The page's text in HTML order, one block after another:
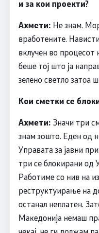
и за кои проекти?
Ахмети: Не знам.
вработените.
вклучен во
беше тој што ја
зелено светло затоа
Кои сметки се
Ахмети: Значи три
знам зошто. Еден од
Управата за јавни
три се блокирани од
Работиме со нив на
реструктуирање на
останал неплатен.
Македонија немаш